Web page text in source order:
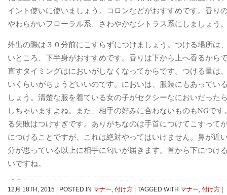
イント使いに使いましょう。コロンなどがおすすめです。香り
やわらかいフローラル系、さわやかなシトラス系にしましょう
外出の際は３０分前にこすらずにつけましょう。つける場所は
いところ、下半身がおすすめです。香りは下から上へ香るから
直すタイミングはにおいがしなくなってからです。つける量は
いくらいがちょうどいいのです。においは、服装にもあってい
しょう。清楚な服を着ている女の子がセクシーなにおいだった
しちゃいますよね。また、相手の好みに合わないものもNGです
る失敗はつけすぎです。ありがちなのは手首につけてこすって
につけることですが、これは絶対やってはいけません。鼻が近
分が思っている以上に相手に匂いが届きます。首から下につけ
いですね。
12月 18TH, 2015 POSTED IN マナー, 付け方 TAGGED WITH マナー, 付け方